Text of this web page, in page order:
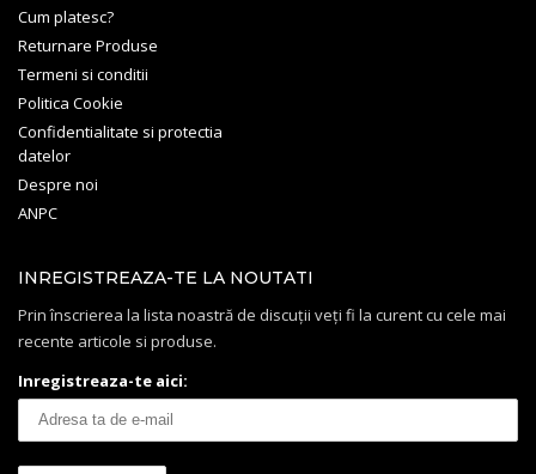
Cum platesc?
Returnare Produse
Termeni si conditii
Politica Cookie
Confidentialitate si protectia
datelor
Despre noi
ANPC
INREGISTREAZA-TE LA NOUTATI
Prin înscrierea la lista noastră de discuții veți fi la curent cu cele mai
recente articole si produse.
Inregistreaza-te aici: